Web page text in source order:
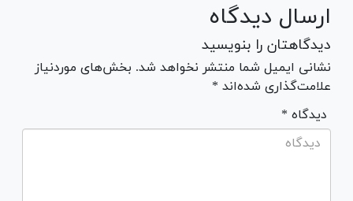
ارسال دیدگاه
دیدگاهتان را بنویسید
نشانی ایمیل شما منتشر نخواهد شد. بخش‌های موردنیاز
علامت‌گذاری شده‌اند *
* دیدگاه